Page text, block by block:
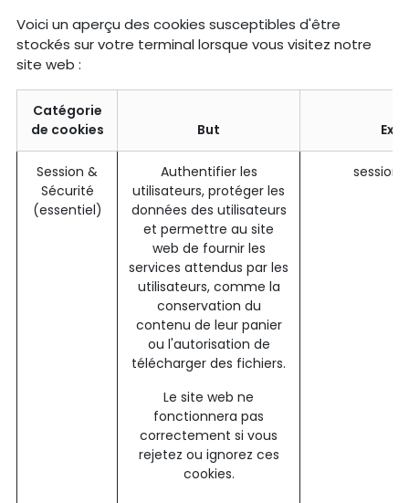
Voici un aperçu des cookies susceptibles d'être
stockés sur votre terminal lorsque vous visitez notre
site web :
Catégorie
de cookies
But
Session &
Sécurité
(essentiel)
Authentifier les
utilisateurs, protéger les
données des utilisateurs
et permettre au site
web de fournir les
services attendus par les
utilisateurs, comme la
conservation du
contenu de leur panier
ou l'autorisation de
télécharger des fichiers.
Le site web ne
fonctionnera pas
correctement si vous
rejetez ou ignorez ces
cookies.